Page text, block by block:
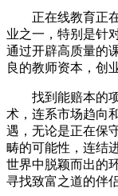
正在线教育正在
业之一，特别是针
通过开辟高质量的
良的教师资本，创
找到能赔本的项
术，连系市场趋向
遇，无论是正在保
畴的可能性，连结
世界中脱颖而出的
寻找致富之道的伴